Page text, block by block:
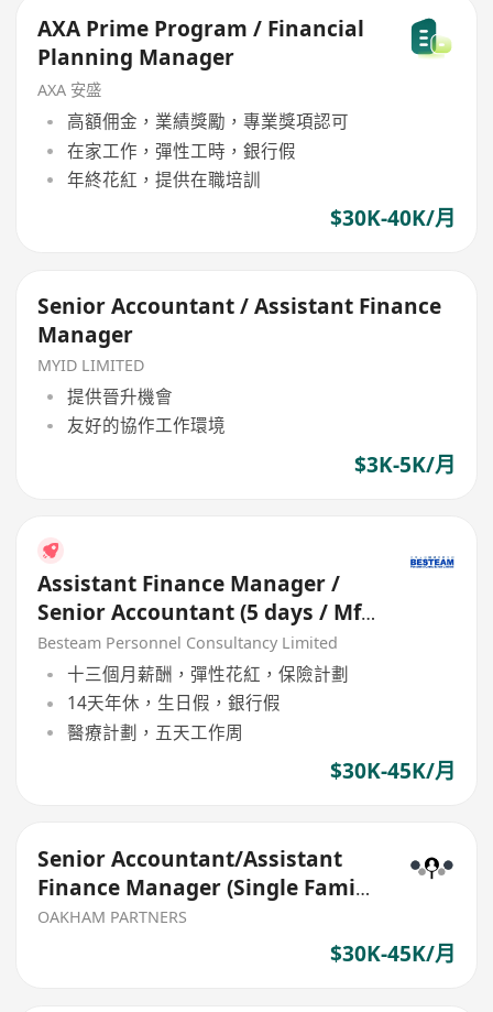
AXA Prime Program / Financial
Planning Manager
AXA 安盛
高額佣金，業績獎勵，專業獎項認可
在家工作，彈性工時，銀行假
年終花紅，提供在職培訓
$30K-40K/月
Senior Accountant / Assistant Finance
Manager
MYID LIMITED
提供晉升機會
友好的協作工作環境
$3K-5K/月
Assistant Finance Manager /
Senior Accountant (5 days / Mfg
+ Consol / 30-45K)
Besteam Personnel Consultancy Limited
十三個月薪酬，彈性花紅，保險計劃
14天年休，生日假，銀行假
醫療計劃，五天工作周
$30K-45K/月
Senior Accountant/Assistant
Finance Manager (Single Family
Office)
OAKHAM PARTNERS
$30K-45K/月